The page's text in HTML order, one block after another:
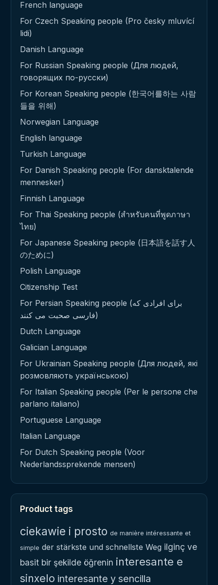
French language
For Czech Speaking people (Pro česky mluvící
lidi)
Danish Language
For Russian Speaking people (Для людей,
говорящих по-русски)
For Korean Speaking people (한국어를하는 사람
들을 위해)
Norwegian Language
English language
Turkish Language
For Danish Speaking people (For dansktalende
mennesker)
Finnish Language
For Thai Speaking people (สำหรับคนที่พูดภาษา
ไทย)
For Japanese Speaking people (日本語を話す人
のために)
Polish Language
Citizenship Test
For Persian Speaking people (برای افرادی که
فارسی صحبت می کنند)
Dutch Language
Galician Language
For Ukrainian Speaking people (Для людей, які
розмовляють українською)
For Italian Speaking people (Per le persone che
parlano italiano)
Portuguese Language
Italian Language
For Dutch Speaking people (Voor
Nederlandssprekende mensen)
Product tags
ciekawie i prosto de manière intéressante et
simple der stärkste und schnellste Weg ilginç ve
basit bir şekilde öğrenin interesante e
sinxelo interesante y sencilla